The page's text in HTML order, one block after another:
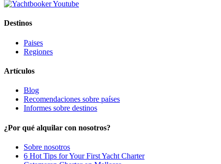
Destinos
Paises
Regiones
Artículos
Blog
Recomendaciones sobre países
Informes sobre destinos
¿Por qué alquilar con nosotros?
Sobre nosotros
6 Hot Tips for Your First Yacht Charter